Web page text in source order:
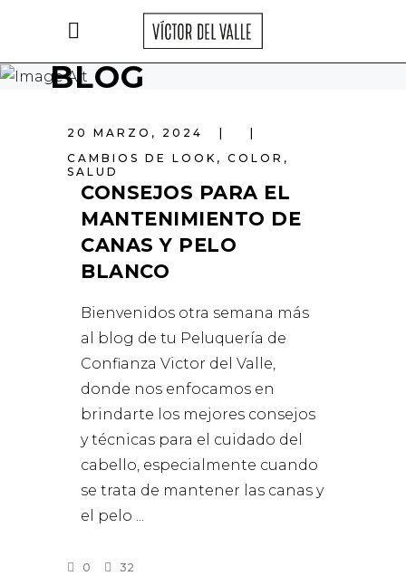
BLOG
20 MARZO, 2024
CAMBIOS DE LOOK , COLOR ,
SALUD
CONSEJOS PARA EL
MANTENIMIENTO DE
CANAS Y PELO
BLANCO
Bienvenidos otra semana más
al blog de tu Peluquería de
Confianza Victor del Valle,
donde nos enfocamos en
brindarte los mejores consejos
y técnicas para el cuidado del
cabello, especialmente cuando
se trata de mantener las canas y
el pelo
0 32